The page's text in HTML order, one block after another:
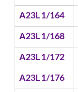
A23L 1/164
A23L 1/168
A23L 1/172
A23L 1/176